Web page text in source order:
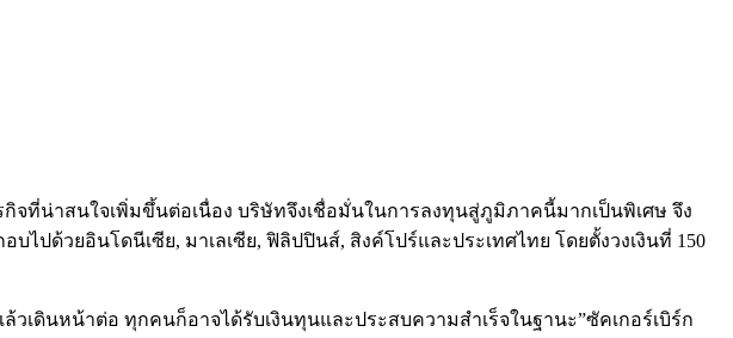
จที่น่าสนใจเพิ่มขึ้นต่อเนื่อง บริษัทจึงเชื่อมั่นในการลงทุนสู่ภูมิภาคนี้มากเป็นพิเศษ จึง
ปด้วยอินโดนีเซีย, มาเลเซีย, ฟิลิปปินส์, สิงค์โปร์และประเทศไทย โดยตั้งวงเงินที่ 150
เดินหน้าต่อ ทุกคนก็อาจได้รับเงินทุนและประสบความสำเร็จในฐานะ”ซัคเกอร์เบิร์ก